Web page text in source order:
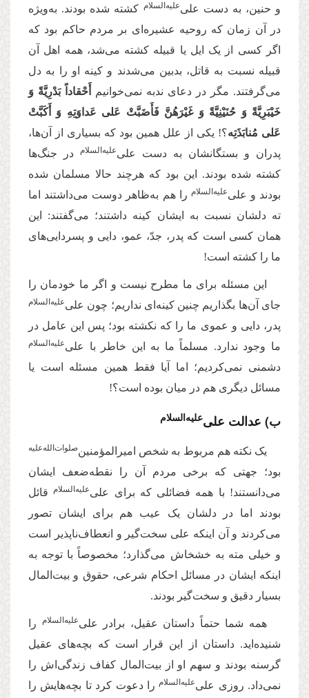
و حنین، به ‌دست علی‌علیه‌‌السلام کشته شده بودند. به‌ویژه
در آن زمان که روحیه عشیره‌ای بر مردم حاکم بود که
اگر کسی از یک ایل یا قبیله کشته می‌شد، همه اهل آن
قبیله نسبت به قاتل، بدبین می‌شدند و کینه او را به دل
می‌گرفتند. مگر در دعای ندبه نمی‌خوانیم
أَحْقاداً بَدْرِيَّةً وَ
خَيْبَرِيَّةً وَ حُنَيْنِيَّةً وَ غَيْرَهُنَّ فَأَضَبَّتْ عَلى عَداوَتِهِ وَ أَكَبَّتْ
عَلى مُنابَذَتِه؟! یکی از علل همین بود که بسیاری از آن‌ها،
پدران و بستگانشان به‌ دست علی‌علیه‌‌السلام
در جنگ‌ها
کشته شده بودند. این بود که هرچند حالا مسلمان شده
بودند و علی‌علیه‌‌السلام را هم به‌ظاهر دوست می‌داشتند اما
ته دلشان نسبت به ایشان کینه داشتند؛ می‌گفتند: این
همان کسی است که پدر، جدّ، عمو، دایی و پسردایی‌های
ما را کشته است!
این مسئله برای ما مطرح نیست و اگر ما خودمان را
جای آن‌ها بگذاریم چنین کینه‌ای نداریم؛ چون علی‌علیه‌‌السلام
پدر، دایی و عموی ما را که نکشته بود؛ پس این عامل در
ما وجود ندارد. مسلماً ما به این خاطر با علی‌علیه‌‌السلام
دشمنی نمی‌کردیم؛ اما آیا فقط همین مسئله است یا
مسائل دیگری هم در میان بوده است؟!
ب) عدالت علی‌علیه‌‌السلام
یک نکته هم مربوط به شخص امیرالمؤمنین‌صلوات‌‌الله‌‌عليه
بود؛ جهتی که برخی مردم آن را نقطه‌ضعف ایشان
می‌دانستند! با همه فضائلی که برای علی‌علیه‌‌السلامقائل
بودند اما در دلشان یک عیب هم برای ایشان تصور
می‌کردند و آن اینکه علی سخت‌گیر و انعطاف‌ناپذیر است
و خیلی مته به خشخاش می‌گذارد؛ مخصوصاً با توجه به
اینکه ایشان در مسائل احکام شرعی، حقوق و بیت‌المال
بسیار دقیق و سخت‌گیر بودند.
همه شما حتماً داستان عقیل، برادر علی‌علیه‌‌السلام
را
شنیده‌اید. داستان از این قرار است که بچه‌های عقیل
گرسنه بودند و سهم او از بیت‌المال کفاف زندگی‌اش را
نمی‌داد. روزی علی‌علیه‌‌السلامرا دعوت کرد تا بچه‌هایش را